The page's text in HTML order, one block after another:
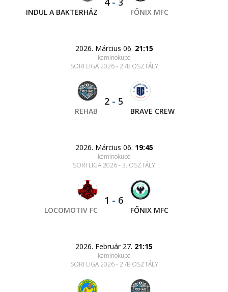
INDUL A BAKTERHÁZ FŐNIX MFC
2026. Március 06. 21:15
kaminokupa
SORI LIGA 2026 - 2./B OSZTÁLY
REHAB
2 - 5
BRAVE CREW
2026. Március 06. 19:45
kaminokupa
SORI LIGA 2026 - 3. OSZTÁLY
LOCOMOTIV FC
1 - 6
FŐNIX MFC
2026. Február 27. 21:15
kaminokupa
SORI LIGA 2026 - 2./B OSZTÁLY